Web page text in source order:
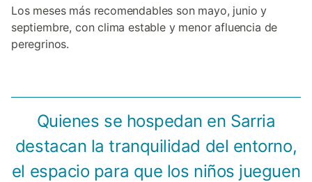
Los meses más recomendables son mayo, junio y
septiembre, con clima estable y menor afluencia de
peregrinos.
Quienes se hospedan en Sarria
destacan la tranquilidad del entorno,
el espacio para que los niños jueguen